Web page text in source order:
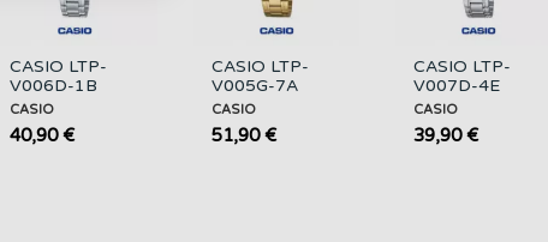
CASIO LTP-
V006D-1B
Mujer |
Plateado, Día y
Fecha
CASIO
40,90 €
CASIO LTP-
V005G-7A
Mujer | Reloj
Dorado Esfera
Blanca
CASIO
51,90 €
CASIO LTP-
V007D-4E
Mujer |
Plateado y
Esfera Rosa
CASIO
39,90 €